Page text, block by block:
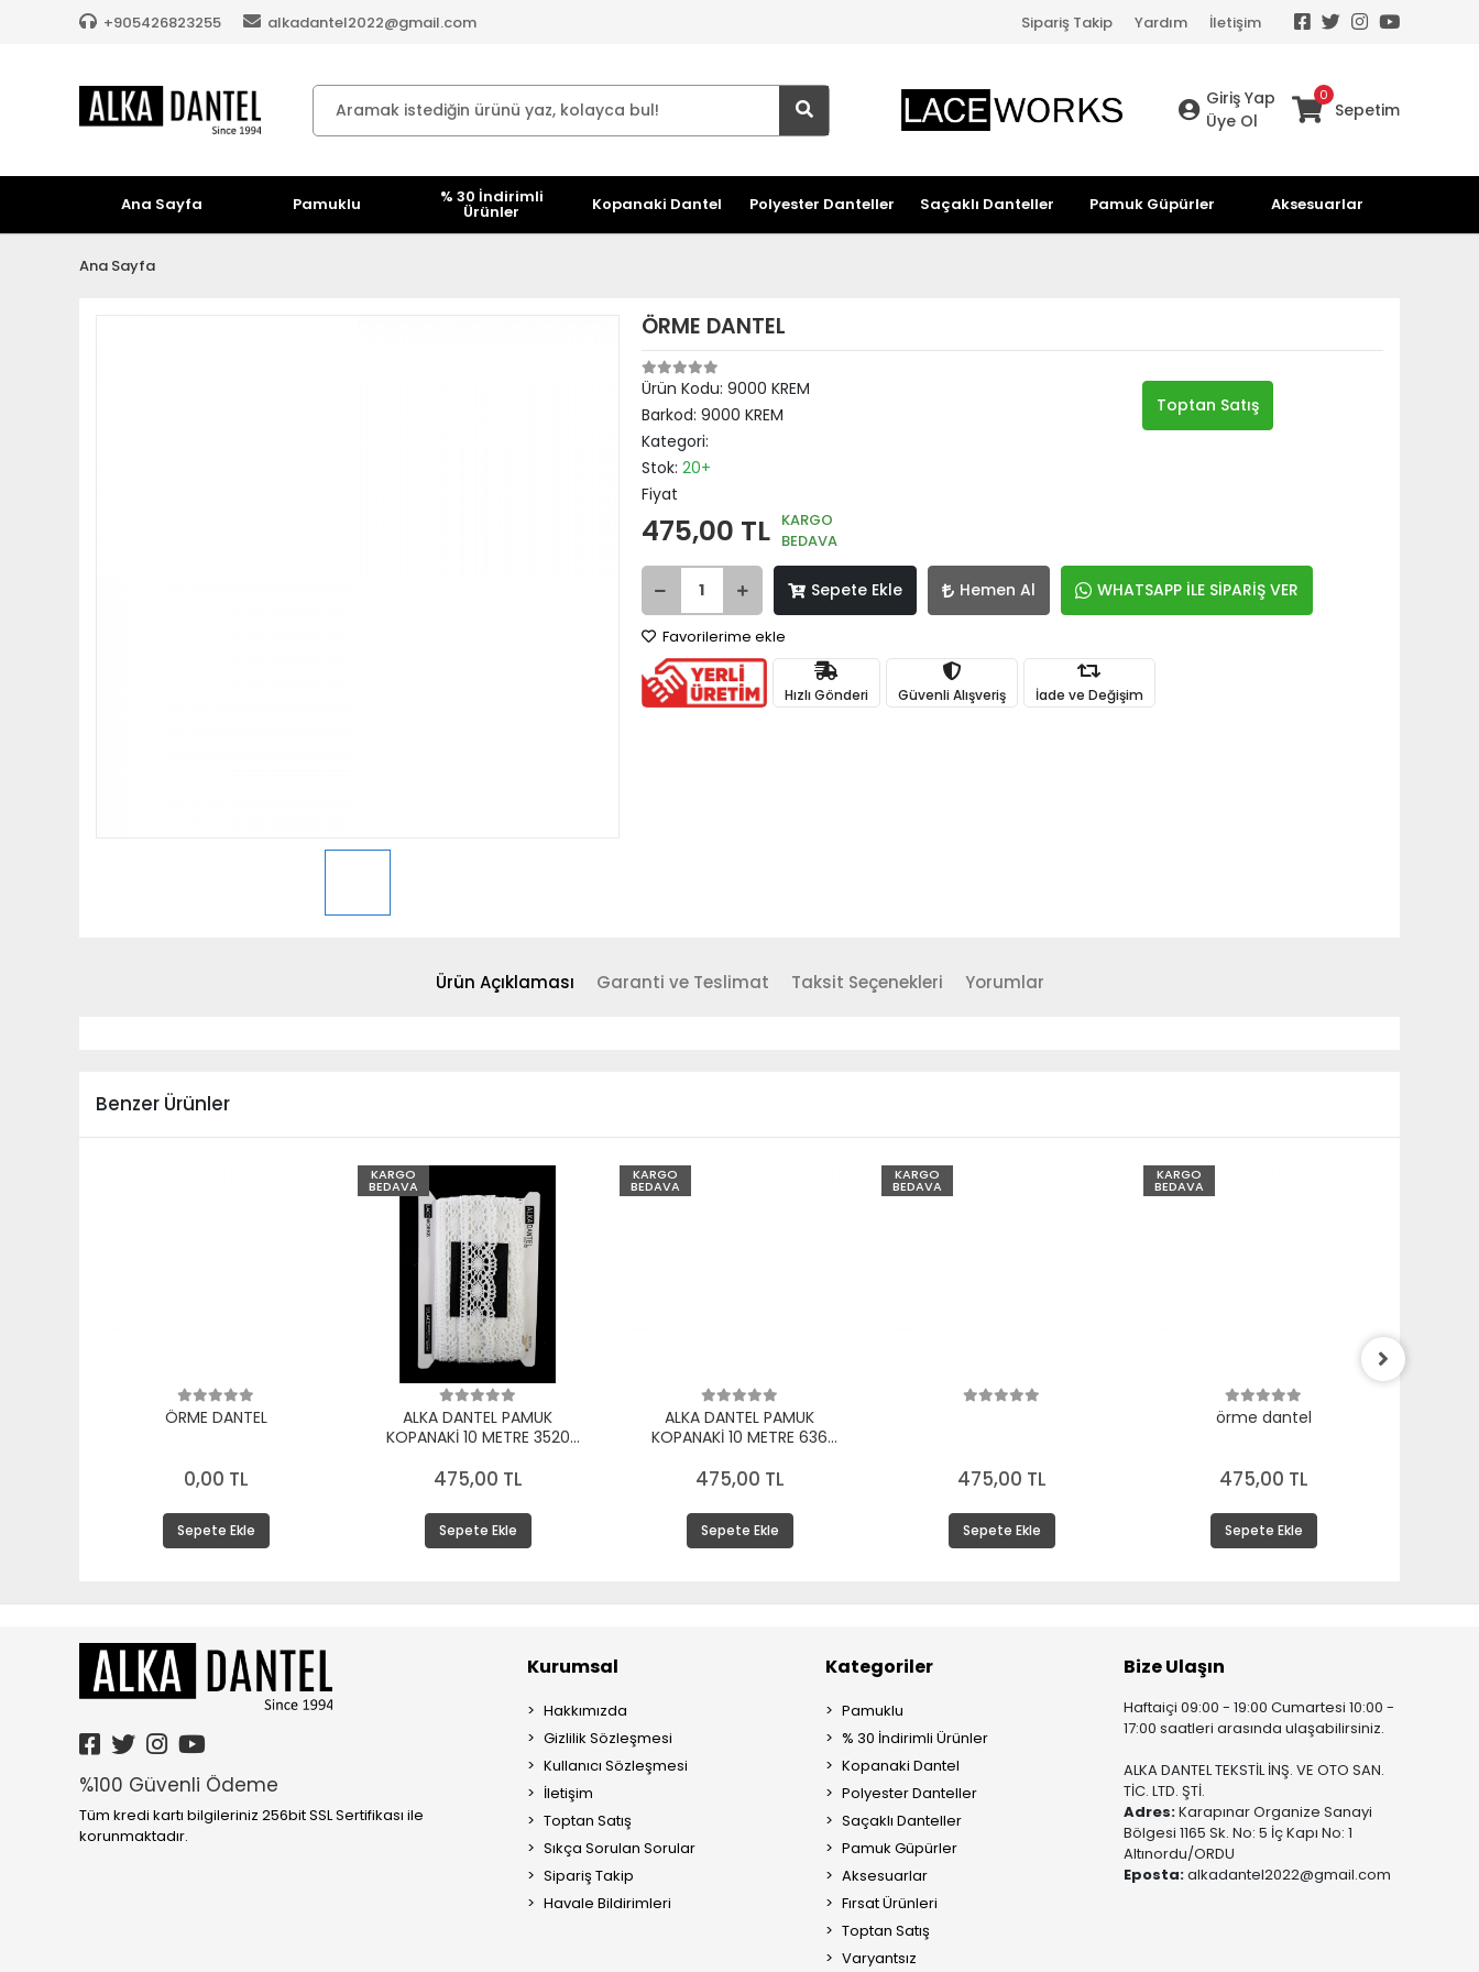
+905426823255 alkadantel2022@gmail.com Sipariş Takip Yardım İletişim
Giriş Yap
Üye Ol
0
Sepetim
Ana Sayfa Pamuklu % 30 İndirimli
Ürünler Kopanaki Dantel Polyester Danteller Saçaklı Danteller Pamuk Güpürler Aksesuarlar
Ana Sayfa
ÖRME DANTEL
Ürün Kodu: 9000 KREM
Barkod: 9000 KREM
Kategori:
Stok: 20+
Fiyat
475,00 TL KARGO
BEDAVA
Sepete Ekle Hemen Al WHATSAPP İLE SİPARİŞ VER
Toptan Satış
Favorilerime ekle
Hızlı Gönderi Güvenli Alışveriş İade ve Değişim
Ürün Açıklaması Garanti ve Teslimat Taksit Seçenekleri Yorumlar
Benzer Ürünler
ÖRME DANTEL
0,00 TL
Sepete Ekle
KARGO
BEDAVA
ALKA DANTEL PAMUK
KOPANAKİ 10 METRE 3520
475,00 TL
Sepete Ekle
KARGO
BEDAVA
ALKA DANTEL PAMUK
KOPANAKİ 10 METRE 636
475,00 TL
Sepete Ekle
KARGO
BEDAVA
475,00 TL
Sepete Ekle
KARGO
BEDAVA
örme dantel
475,00 TL
Sepete Ekle
%100 Güvenli Ödeme
Tüm kredi kartı bilgileriniz 256bit SSL Sertifikası ile
korunmaktadır.
Kurumsal
Hakkımızda
Gizlilik Sözleşmesi
Kullanıcı Sözleşmesi
İletişim
Toptan Satış
Sıkça Sorulan Sorular
Sipariş Takip
Havale Bildirimleri
Kategoriler
Pamuklu
% 30 İndirimli Ürünler
Kopanaki Dantel
Polyester Danteller
Saçaklı Danteller
Pamuk Güpürler
Aksesuarlar
Fırsat Ürünleri
Toptan Satış
Varyantsız
Bize Ulaşın
Haftaiçi 09:00 - 19:00 Cumartesi 10:00 -
17:00 saatleri arasında ulaşabilirsiniz.
ALKA DANTEL TEKSTİL İNŞ. VE OTO SAN.
TİC. LTD. ŞTİ.
Adres:Karapınar Organize Sanayi
Bölgesi 1165 Sk. No: 5 İç Kapı No: 1
Altınordu/ORDU
Eposta:alkadantel2022@gmail.com